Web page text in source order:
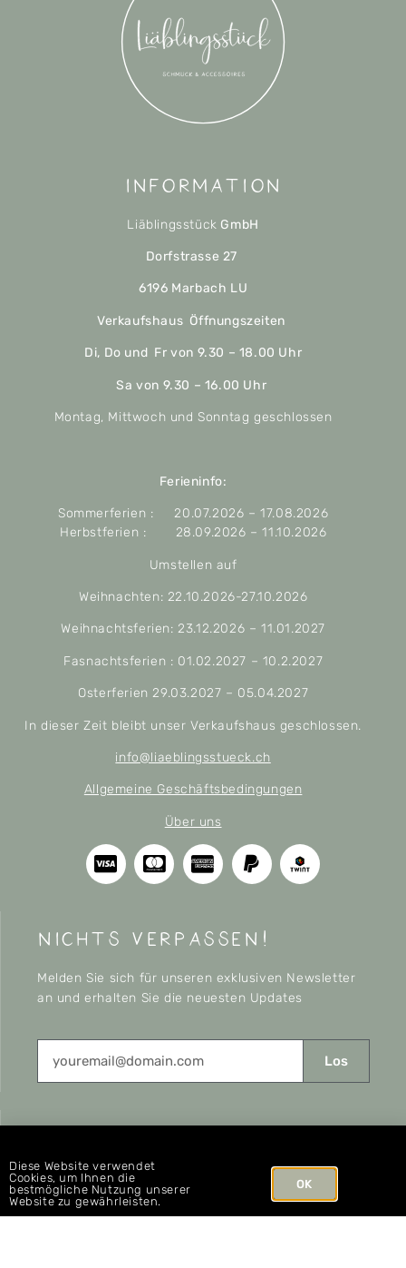
Information
Liäblingsstück GmbH
Dorfstrasse 27
6196 Marbach LU
Verkaufshaus Öffnungszeiten
Di, Do und Fr von 9.30 – 18.00 Uhr
Sa von 9.30 – 16.00 Uhr
Montag, Mittwoch und Sonntag geschlossen
Ferieninfo:
Sommerferien : 20.07.2026 – 17.08.2026
Herbstferien : 28.09.2026 – 11.10.2026
Umstellen auf
Weihnachten: 22.10.2026-27.10.2026
Weihnachtsferien: 23.12.2026 – 11.01.2027
Fasnachtsferien : 01.02.2027 – 10.2.2027
Osterferien 29.03.2027 – 05.04.2027
In dieser Zeit bleibt unser Verkaufshaus geschlossen.
info@liaeblingsstueck.ch
Allgemeine Geschäftsbedingungen
Über uns
nichts verpassen!
Melden Sie sich für unseren exklusiven Newsletter
an und erhalten Sie die neuesten Updates
Los
CONNECT
Diese Website verwendet
Cookies, um Ihnen die
bestmögliche Nutzung unserer
Website zu gewährleisten.
OK